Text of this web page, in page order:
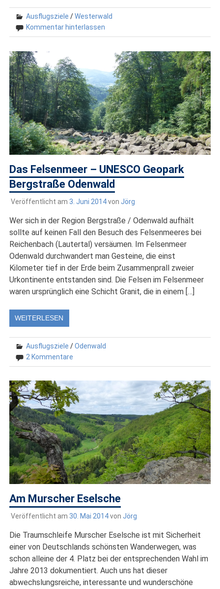
Ausflugsziele /Westerwald
Kommentar hinterlassen
Das Felsenmeer – UNESCO Geopark
Bergstraße Odenwald
Veröffentlicht am 3. Juni 2014von Jörg
Wer sich in der Region Bergstraße / Odenwald aufhält
sollte auf keinen Fall den Besuch des Felsenmeeres bei
Reichenbach (Lautertal) versäumen. Im Felsenmeer
Odenwald durchwandert man Gesteine, die einst
Kilometer tief in der Erde beim Zusammenprall zweier
Urkontinente entstanden sind. Die Felsen im Felsenmeer
waren ursprünglich eine Schicht Granit, die in einem […]
WEITERLESEN
Ausflugsziele /Odenwald
2 Kommentare
Am Murscher Eselsche
Veröffentlicht am 30. Mai 2014von Jörg
Die Traumschleife Murscher Eselsche ist mit Sicherheit
einer von Deutschlands schönsten Wanderwegen, was
schon alleine der 4. Platz bei der entsprechenden Wahl im
Jahre 2013 dokumentiert. Auch uns hat dieser
abwechslungsreiche, interessante und wunderschöne